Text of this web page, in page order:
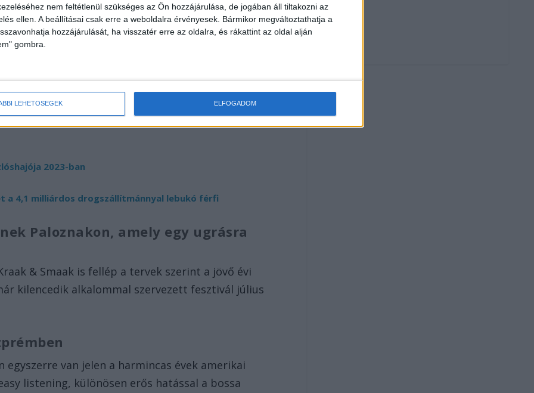
nem feltétlenül szükséges az Ön hozzájárulása, de jogában áll tiltakozni az
ellen. A beállításai csak erre a weboldalra érvényesek. Bármikor megváltoztathatja a
hozzájárulását, ha visszatér erre az oldalra, és rákattint az oldal alján
gombra.
LEHETŐSÉGEK ELFOGADOM
az életminőségi mutatók, ugyanis a főváros I., II.,
életminőség-mutatók szempontjából
a legdrágább kerületek is.
2023-ban
a 4,1 milliárdos drogszállítmánnyal lebukó férfi
Paloznakon, amely egy ugrásra
& Smaak is fellép a tervek szerint a jövő évi
kilencedik alkalommal szervezett fesztivál július
egyszerre van jelen a harmincas évek amerikai
listening, különösen erős hatással a bossa